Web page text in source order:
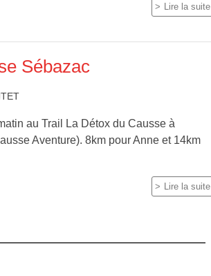
Lire la suite
Sébazac
au Trail La Détox du Causse à
Aventure). 8km pour Anne et 14km
Lire la suite